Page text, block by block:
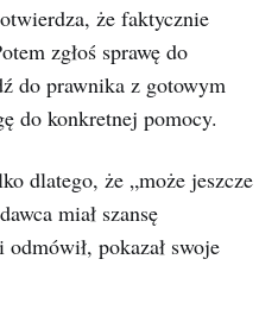
że faktycznie
zgłoś sprawę do
do prawnika z gotowym
do konkretnej pomocy.
dlatego, że „może jeszcze
miał szansę
pokazał swoje